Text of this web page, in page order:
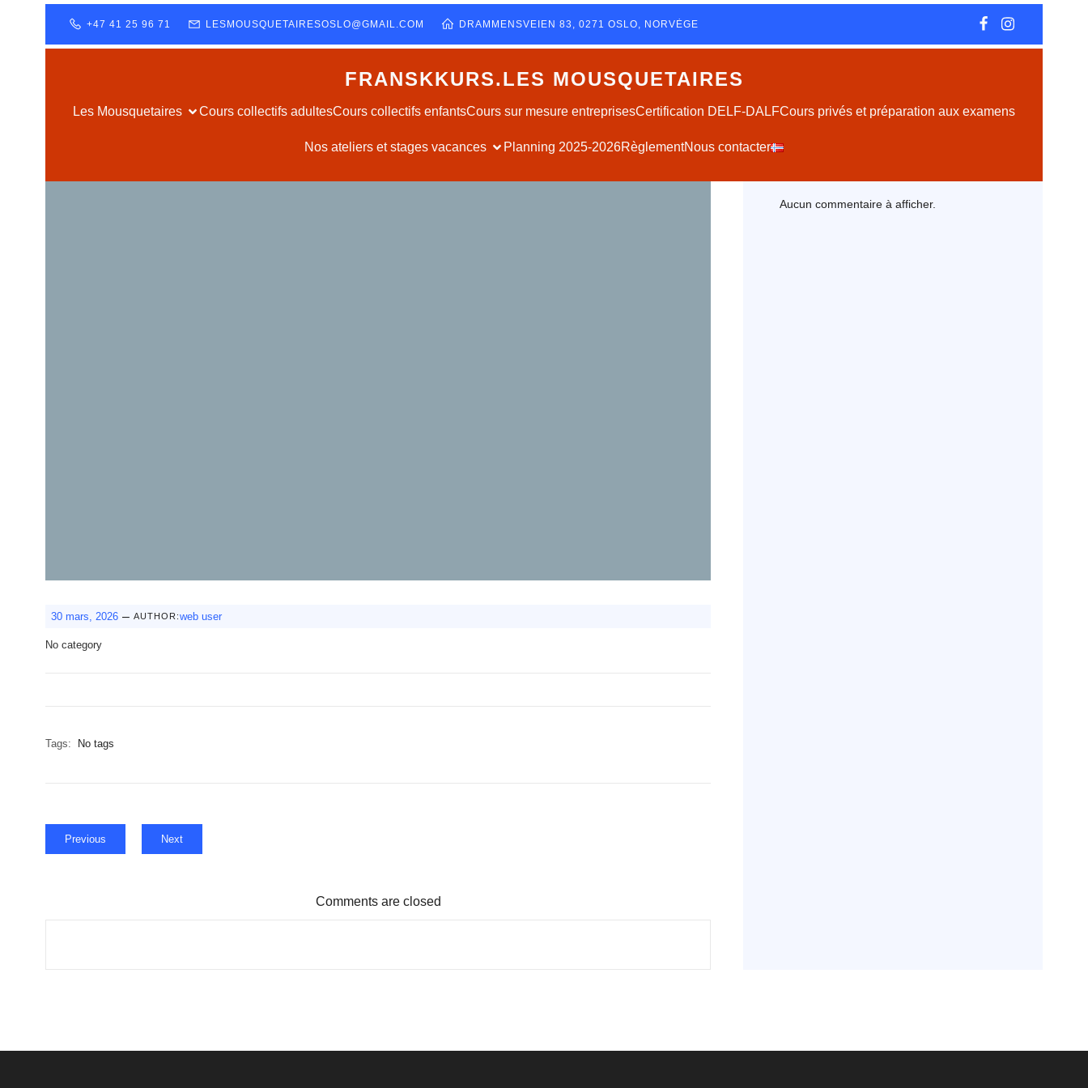
+47 41 25 96 71 LESMOUSQUETAIRESOSLO@GMAIL.COM DRAMMENSVEIEN 83, 0271 OSLO, NORVÈGE
FRANSKKURS.LES MOUSQUETAIRES
Les Mousquetaires Cours collectifs adultesCours collectifs enfantsCours sur mesure entreprisesCertification DELF-DALFCours privés et préparation aux examens
Nos ateliers et stages vacances Planning 2025-2026RèglementNous contacter
30 mars, 2026 – AUTHOR:web user
No category
Tags: No tags
Previous Next
Comments are closed
Aucun commentaire à afficher.